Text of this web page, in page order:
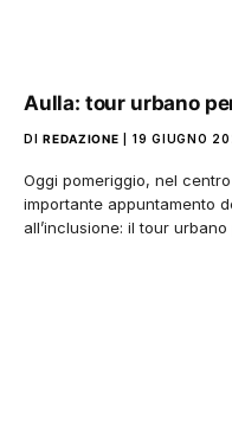
Aulla: tour urbano
DI REDAZIONE 19 GIUGNO
Oggi pomeriggio, nel
importante appuntamento
all’inclusione: il tour